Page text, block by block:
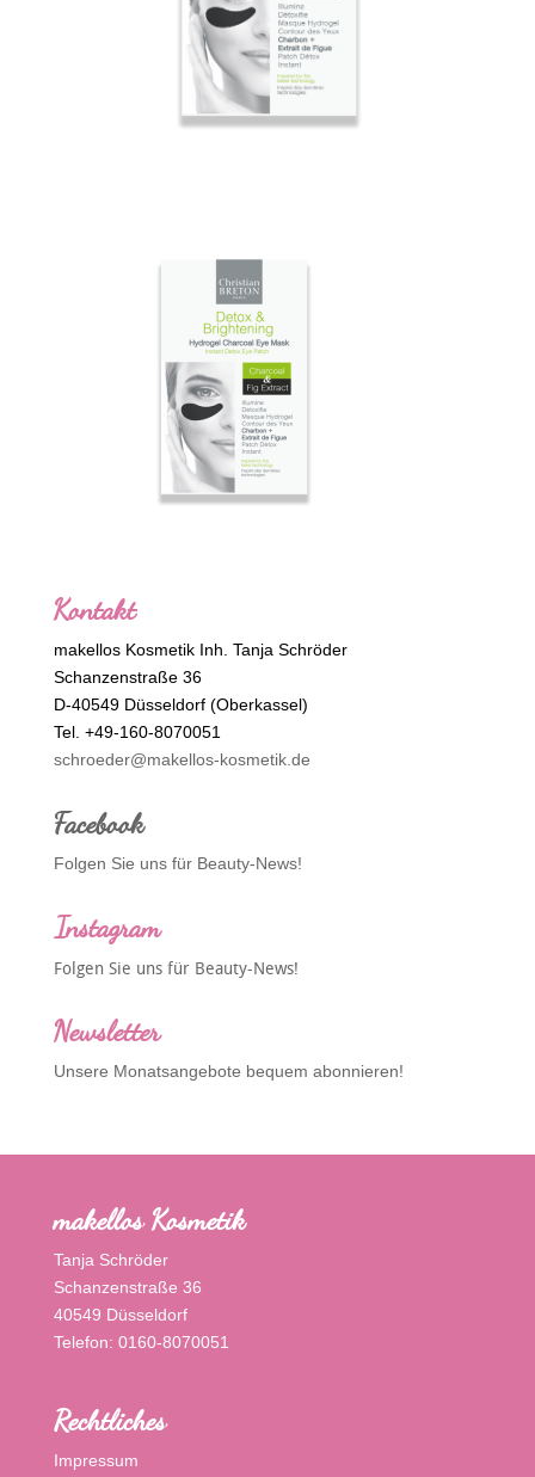
Kontakt
makellos Kosmetik Inh. Tanja Schröder
Schanzenstraße 36
D-40549 Düsseldorf (Oberkassel)
Tel. +49-160-8070051
schroeder@makellos-kosmetik.de
Facebook
Folgen Sie uns für Beauty-News!
Instagram
Folgen Sie uns für Beauty-News!
Newsletter
Unsere Monatsangebote bequem abonnieren!
makellos Kosmetik
Tanja Schröder
Schanzenstraße 36
40549 Düsseldorf
Telefon: 0160-8070051
Rechtliches
Impressum